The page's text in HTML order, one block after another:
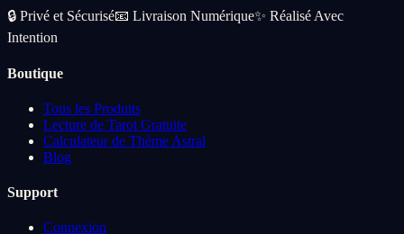
🔒 Privé et Sécurisé📧 Livraison Numérique✨ Réalisé Avec
Intention
Boutique
Tous les Produits
Lecture de Tarot Gratuite
Calculateur de Thème Astral
Blog
Support
Connexion